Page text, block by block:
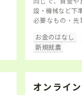
設・機械など下
必要なもの・
お金のはなし
新規就農
オンライ